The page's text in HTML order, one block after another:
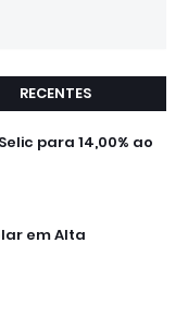
RECENTES
para 14,00% ao
em Alta